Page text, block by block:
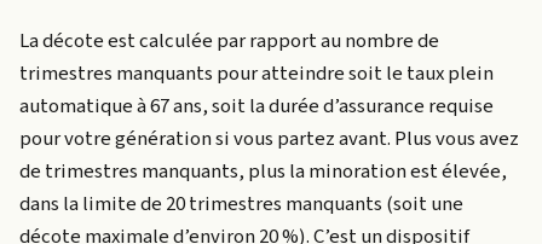
La décote est calculée par rapport au nombre de
trimestres manquants pour atteindre soit le taux plein
automatique à 67 ans, soit la durée d’assurance requise
pour votre génération si vous partez avant. Plus vous avez
de trimestres manquants, plus la minoration est élevée,
dans la limite de 20 trimestres manquants (soit une
décote maximale d’environ 20 %). C’est un dispositif